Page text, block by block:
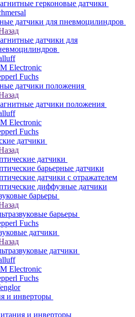
герконовые датчики
датчики для пневмоцилиндров
датчики для
Electronic
Fuchs
датчики положения
датчики положения
Electronic
Fuchs
датчики
датчики
барьерные датчики
датчики с отражателем
диффузные датчики
барьеры
барьеры
Fuchs
датчики
датчики
Electronic
Fuchs
и инверторы
и инверторы